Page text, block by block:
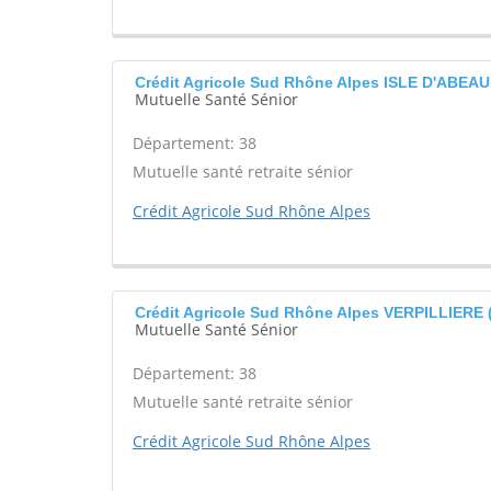
Crédit Agricole Sud Rhône Alpes ISLE
Mutuelle Santé Sénior
Département: 38
Mutuelle santé retraite sénior
Crédit Agricole Sud Rhône Alpes
Crédit Agricole Sud Rhône Alpes VERPILLIERE
Mutuelle Santé Sénior
Département: 38
Mutuelle santé retraite sénior
Crédit Agricole Sud Rhône Alpes